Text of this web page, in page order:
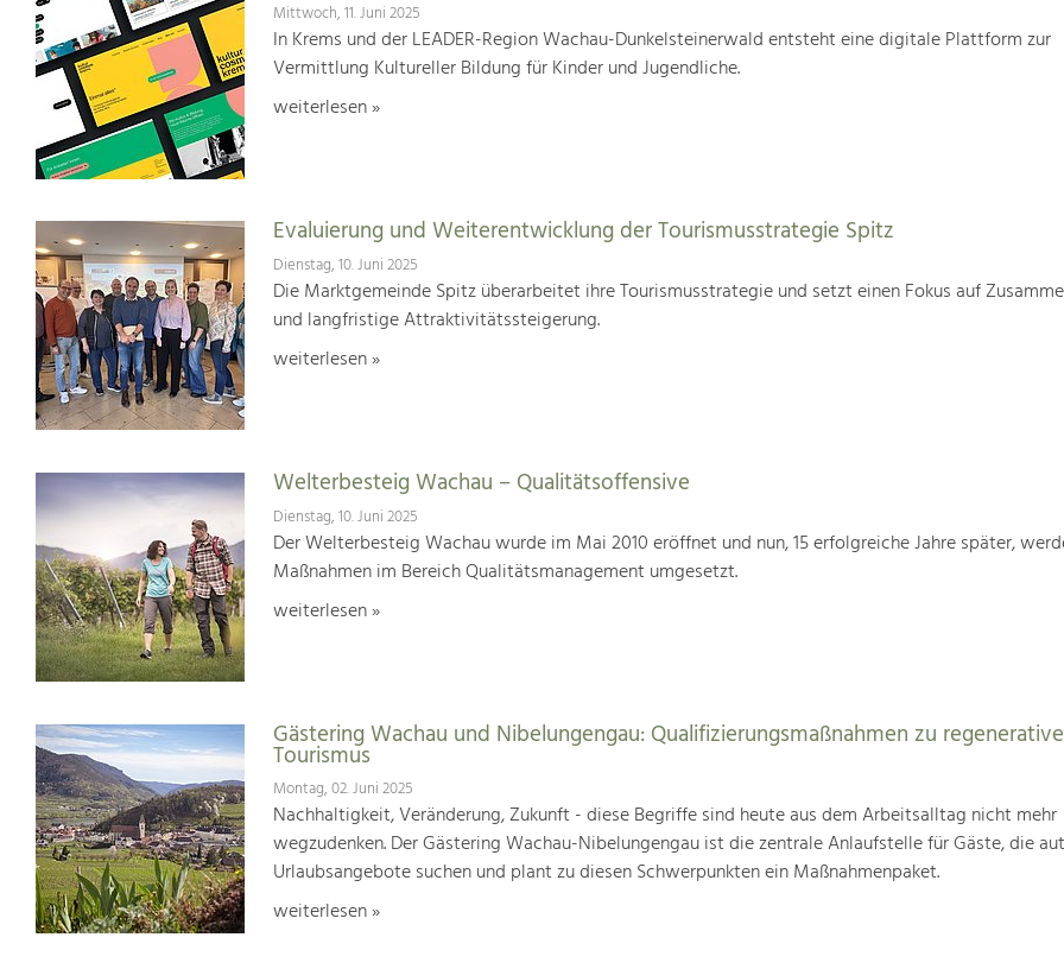
Mittwoch, 11. Juni 2025
In Krems und der LEADER-Region Wachau-Dunkelsteinerwald entsteht eine digitale Plattform zur
Vermittlung Kultureller Bildung für Kinder und Jugendliche.
weiterlesen »
Evaluierung und Weiterentwicklung der Tourismusstrategie Spitz
Dienstag, 10. Juni 2025
Die Marktgemeinde Spitz überarbeitet ihre Tourismusstrategie und setzt einen Fokus auf
und langfristige Attraktivitätssteigerung.
weiterlesen »
Welterbesteig Wachau – Qualitätsoffensive
Dienstag, 10. Juni 2025
Der Welterbesteig Wachau wurde im Mai 2010 eröffnet und nun, 15 erfolgreiche Jahre später,
Maßnahmen im Bereich Qualitätsmanagement umgesetzt.
weiterlesen »
Gästering Wachau und Nibelungengau: Qualifizierungsmaßnahmen zu
Tourismus
Montag, 02. Juni 2025
Nachhaltigkeit, Veränderung, Zukunft - diese Begriffe sind heute aus dem Arbeitsalltag nicht mehr
wegzudenken. Der Gästering Wachau-Nibelungengau ist die zentrale Anlaufstelle für Gäste, die
Urlaubsangebote suchen und plant zu diesen Schwerpunkten ein Maßnahmenpaket.
weiterlesen »